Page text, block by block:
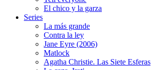
El chico y la garza
Series
La más grande
Contra la ley
Jane Eyre (2006)
Matlock
Agatha Christie. Las Siete Esferas